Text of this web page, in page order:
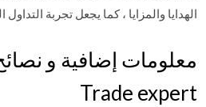
الهدايا والمزايا ، كما يجعل تجربة
Trade expert